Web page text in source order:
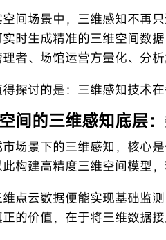
间场景中，三维感知不再
时生成精准的三维空间数
者、场馆运营方量化、分
探讨的是：三维感知技术
间的三维感知底层
场景下的三维感知，核心
构建高精度三维空间模型
点云数据便能实现基础监
的价值，在于将三维数据